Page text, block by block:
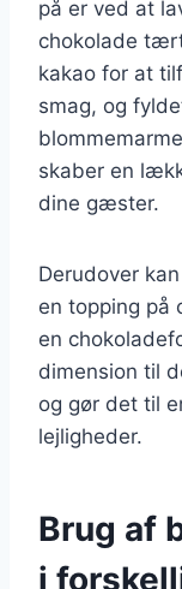
på er ved at
chokolade
kakao for at
smag, og
skaber en
dine gæster.
Derudover
en topping på
en
dimension til
og gør det til
lejligheder.
Brug af
i